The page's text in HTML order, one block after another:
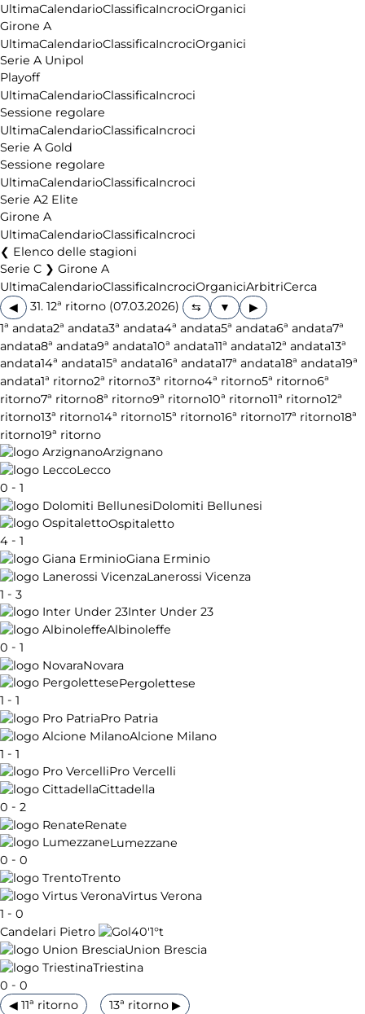
UltimaCalendarioClassificaIncrociOrganici
Girone A
UltimaCalendarioClassificaIncrociOrganici
Serie A Unipol
Playoff
UltimaCalendarioClassificaIncroci
Sessione regolare
UltimaCalendarioClassificaIncroci
Serie A Gold
Sessione regolare
UltimaCalendarioClassificaIncroci
Serie A2 Elite
Girone A
UltimaCalendarioClassificaIncroci
Elenco delle stagioni
Serie C ❯ Girone A
UltimaCalendarioClassificaIncrociOrganiciArbitriCerca
◀
31. 12ª ritorno (07.03.2026)
▶
1ª andata2ª andata3ª andata4ª andata5ª andata6ª andata7ª
andata8ª andata9ª andata10ª andata11ª andata12ª andata13ª
andata14ª andata15ª andata16ª andata17ª andata18ª andata19ª
andata1ª ritorno2ª ritorno3ª ritorno4ª ritorno5ª ritorno6ª
ritorno7ª ritorno8ª ritorno9ª ritorno10ª ritorno11ª ritorno12ª
ritorno13ª ritorno14ª ritorno15ª ritorno16ª ritorno17ª ritorno18ª
ritorno19ª ritorno
Arzignano
Lecco
0 - 1
Dolomiti Bellunesi
Ospitaletto
4 - 1
Giana Erminio
Lanerossi Vicenza
1 - 3
Inter Under 23
Albinoleffe
0 - 1
Novara
Pergolettese
1 - 1
Pro Patria
Alcione Milano
1 - 1
Pro Vercelli
Cittadella
0 - 2
Renate
Lumezzane
0 - 0
Trento
Virtus Verona
1 - 0
Candelari Pietro
40'1°t
Union Brescia
Triestina
0 - 0
◀ 11ª ritorno
13ª ritorno ▶